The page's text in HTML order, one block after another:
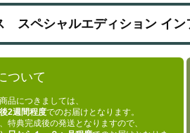
スペシャルエディション イン
ついて
品につきましては、
2週間程度でのお届けとなります。
特典完成後の発送となりますので、